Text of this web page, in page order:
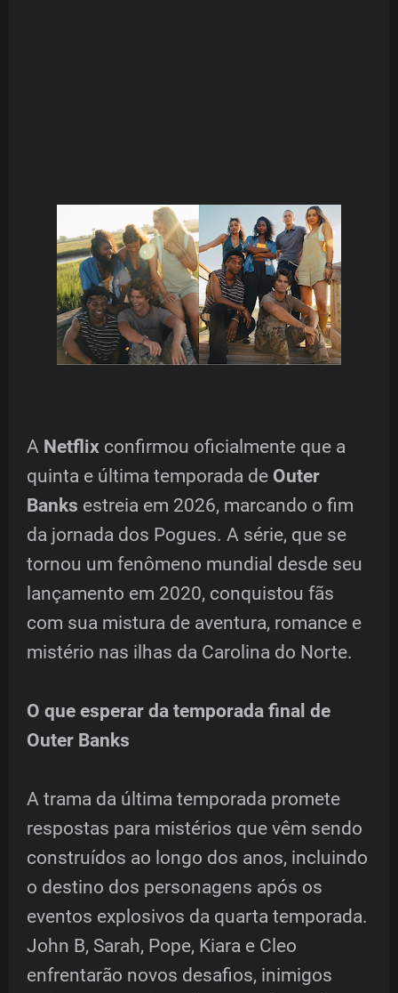
A Netflix confirmou oficialmente que a
quinta e última temporada de Outer
Banks estreia em 2026, marcando o fim
da jornada dos Pogues. A série, que se
tornou um fenômeno mundial desde seu
lançamento em 2020, conquistou fãs
com sua mistura de aventura, romance e
mistério nas ilhas da Carolina do Norte.
O que esperar da temporada final de
Outer Banks
A trama da última temporada promete
respostas para mistérios que vêm sendo
construídos ao longo dos anos, incluindo
o destino dos personagens após os
eventos explosivos da quarta temporada.
John B, Sarah, Pope, Kiara e Cleo
enfrentarão novos desafios, inimigos